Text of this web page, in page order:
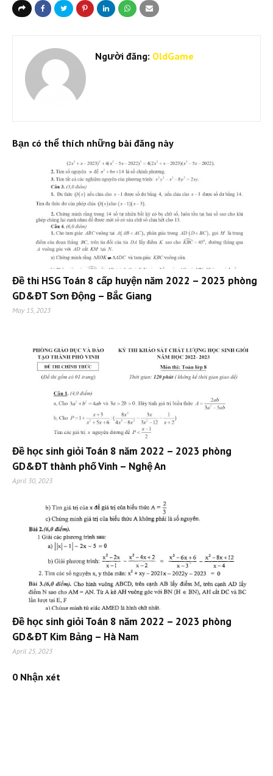
Người đăng: OldGame
Bạn có thể thích những bài đăng này
Đề thi HSG Toán 8 cấp huyện năm 2022 – 2023 phòng
GD&ĐT Sơn Động – Bắc Giang
May 15, 2023
Đề học sinh giỏi Toán 8 năm 2022 – 2023 phòng
GD&ĐT thành phố Vinh – Nghệ An
April 30, 2023
Đề học sinh giỏi Toán 8 năm 2022 – 2023 phòng
GD&ĐT Kim Bảng – Hà Nam
April 25, 2023
0 Nhận xét